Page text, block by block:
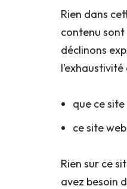
Rien dans
contenu sont
déclinons
que ce
ce site
Rien sur ce
avez besoin